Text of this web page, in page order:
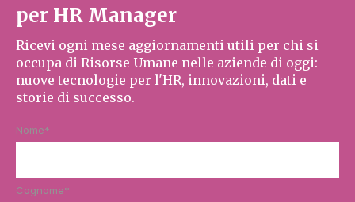
per HR Manager
Ricevi ogni mese aggiornamenti utili per chi si
occupa di Risorse Umane nelle aziende di oggi:
nuove tecnologie per l'HR, innovazioni, dati e
storie di successo.
Nome*
Cognome*